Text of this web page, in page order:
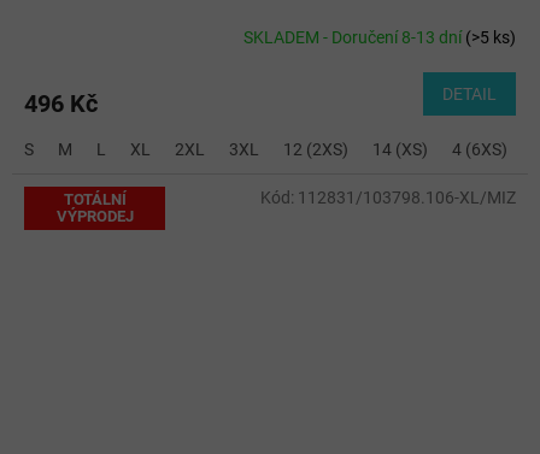
SKLADEM - Doručení 8-13 dní(>5 ks)
496 Kč DETAIL
S M L XL 2XL 3XL 12 (2XS) 14 (XS) 4 (6XS)
TOTÁLNÍ
VÝPRODEJ
Kód: 112831/103798.106-XL/MIZ